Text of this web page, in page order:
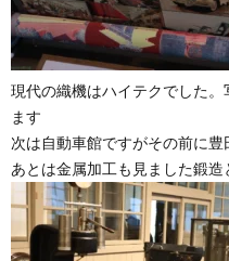
現代の織機はハイテクでした
ます
次は自動車館ですがその前に
あとは金属加工も見ました鍛